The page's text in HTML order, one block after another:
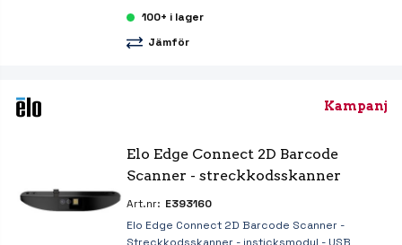
100+ i lager
Jämför
Kampanj
Elo Edge Connect 2D Barcode
Scanner - streckkodsskanner
Art.nr: E393160
Elo Edge Connect 2D Barcode Scanner -